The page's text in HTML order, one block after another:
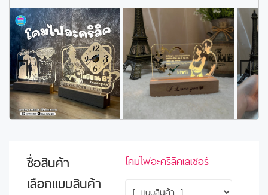
Previous Next
ชื่อสินค้า โคมไฟอะคริลิคเลเซอร์
เลือกแบบสินค้า